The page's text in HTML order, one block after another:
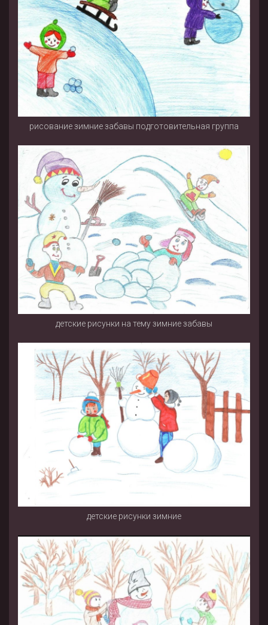
рисование зимние забавы подготовительная группа
детские рисунки на тему зимние забавы
детские рисунки зимние